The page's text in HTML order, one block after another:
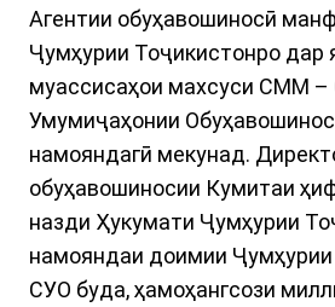
Агентии обуҳавошиносӣ
Ҷумҳурии Тоҷикистонро дар
муассисаҳои махсуси СММ –
Умумиҷаҳонии
намояндагӣ мекунад.
обуҳавошиносии Кумитаи
назди Ҳукумати Ҷумҳурии
намояндаи доимии
СУО буда, ҳамоҳангсози